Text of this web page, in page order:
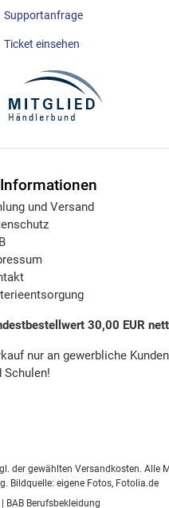
Supportanfrage
Ticket einsehen
Informationen
und Versand
30,00 EUR
nur an gewerbliche
Schulen!
der gewählten Versandkosten.
Bildquelle: eigene Fotos, Fotolia.de
| BAB Berufsbekleidung